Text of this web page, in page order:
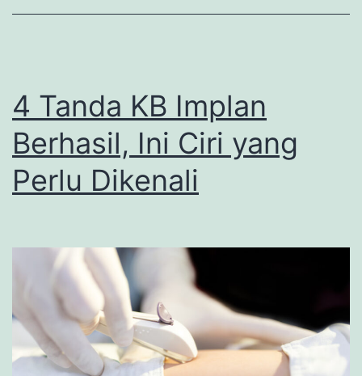
4 Tanda KB Implan
Berhasil, Ini Ciri yang
Perlu Dikenali